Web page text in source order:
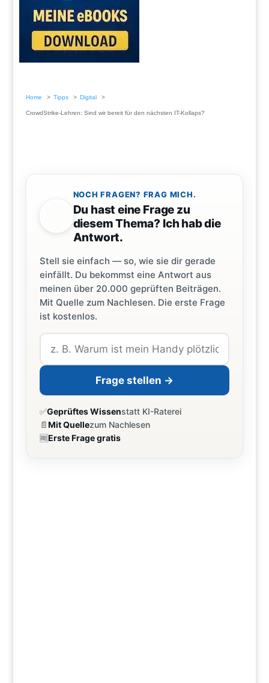
Home Tipps Digital
CrowdStrike-Lehren: Sind wir bereit für den nächsten IT-Kollaps?
NOCH FRAGEN? FRAG MICH.
Du hast eine Frage zu
diesem Thema? Ich hab die
Antwort.
Stell sie einfach — so, wie sie dir gerade
einfällt. Du bekommst eine Antwort aus
meinen über 20.000 geprüften Beiträgen.
Mit Quelle zum Nachlesen. Die erste Frage
ist kostenlos.
Frage stellen →
✅Geprüftes Wissenstatt KI-Raterei
📄Mit Quellezum Nachlesen
🆓Erste Frage gratis